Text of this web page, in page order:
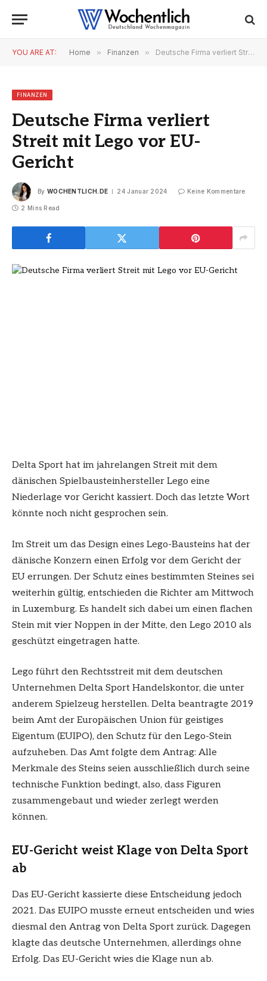
YOU ARE AT: Home » Finanzen » Deutsche Firma verliert Streit mit Lego vor EU-Gericht
FINANZEN
Deutsche Firma verliert
Streit mit Lego vor EU-
Gericht
By WOCHENTLICH.DE 24 Januar 2024 Keine Kommentare
2 Mins Read
Delta Sport hat im jahrelangen Streit mit dem
dänischen Spielbausteinhersteller Lego eine
Niederlage vor Gericht kassiert. Doch das letzte Wort
könnte noch nicht gesprochen sein.
Im Streit um das Design eines Lego-Bausteins hat der
dänische Konzern einen Erfolg vor dem Gericht der
EU errungen. Der Schutz eines bestimmten Steines sei
weiterhin gültig, entschieden die Richter am Mittwoch
in Luxemburg. Es handelt sich dabei um einen flachen
Stein mit vier Noppen in der Mitte, den Lego 2010 als
geschützt eingetragen hatte.
Lego führt den Rechtsstreit mit dem deutschen
Unternehmen Delta Sport Handelskontor, die unter
anderem Spielzeug herstellen. Delta beantragte 2019
beim Amt der Europäischen Union für geistiges
Eigentum (EUIPO), den Schutz für den Lego-Stein
aufzuheben. Das Amt folgte dem Antrag: Alle
Merkmale des Steins seien ausschließlich durch seine
technische Funktion bedingt, also, dass Figuren
zusammengebaut und wieder zerlegt werden
können.
EU-Gericht weist Klage von Delta Sport
ab
Das EU-Gericht kassierte diese Entscheidung jedoch
2021. Das EUIPO musste erneut entscheiden und wies
diesmal den Antrag von Delta Sport zurück. Dagegen
klagte das deutsche Unternehmen, allerdings ohne
Erfolg. Das EU-Gericht wies die Klage nun ab.